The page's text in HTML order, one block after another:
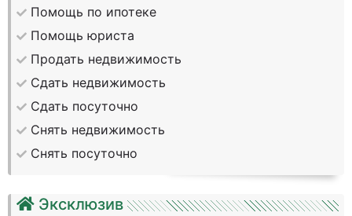
Помощь по ипотеке
Помощь юриста
Продать недвижимость
Сдать недвижимость
Сдать посуточно
Снять недвижимость
Снять посуточно
Эксклюзив